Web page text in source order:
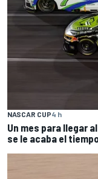
NASCAR CUP4 h
Un mes para llegar
se le acaba el